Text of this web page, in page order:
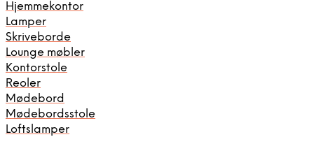
Hjemmekontor
Lamper
Skriveborde
Lounge møbler
Kontorstole
Reoler
Mødebord
Mødebordsstole
Loftslamper